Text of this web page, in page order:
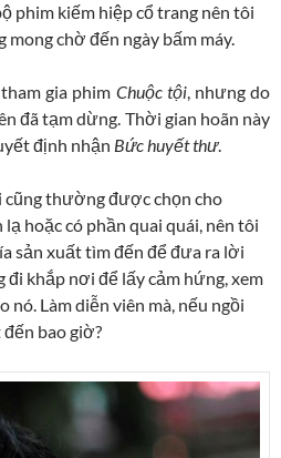
phim kiếm hiệp cổ trang nên tôi
mong chờ đến ngày bấm máy.
gia phim Chuộc tội, nhưng do
đã tạm dừng. Thời gian hoãn này
định nhận Bức huyết thư.
cũng thường được chọn cho
hoặc có phần quai quái, nên tôi
sản xuất tìm đến để đưa ra lời
đi khắp nơi để lấy cảm hứng, xem
nó. Làm diễn viên mà, nếu ngồi
bao giờ?